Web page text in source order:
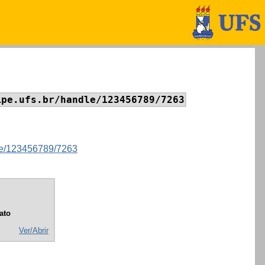
handle/123456789/7263
123456789/7263
Ver/Abrir